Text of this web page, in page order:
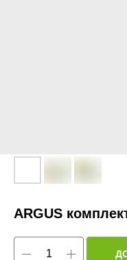
ARGUS